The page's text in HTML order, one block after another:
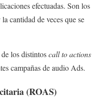
efectuadas. Son los
cantidad de veces que se
los distintoscall to actions
campañas de audio Ads.
(ROAS)